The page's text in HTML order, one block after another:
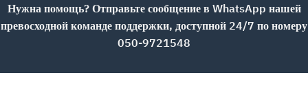
Нужна помощь? Отправьте сообщение в WhatsApp нашей
превосходной команде поддержки, доступной 24/7 по номеру
050-9721548